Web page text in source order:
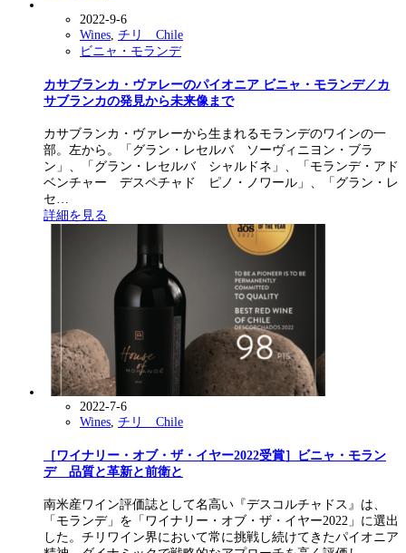
2022-9-6
Wines チリ Chile
ビニャ・モランデ
カサブランカ・ヴァレーのパイオニア ビニャ・モランデ／カ
サブランカの発見から未来像まで
カサブランカ・ヴァレーから生まれるモランデのワインの一
部。左から。「グラン・レセルバ ソーヴィニヨン・ブラ
ン」、「グラン・レセルバ シャルドネ」、「モランデ・アド
ベンチャー デスペチャド ピノ・ノワール」、「グラン・レ
セ…
詳細を見る
2022-7-6
Wines, チリ Chile
［ワイナリー・オブ・ザ・イヤー2022受賞］ビニャ・モラン
デ 品質と革新と前衛と
南米産ワイン評価誌として名高い『デスコルチャドス』は、
「モランデ」を「ワイナリー・オブ・ザ・イヤー2022」に選出
した。チリワイン界において常に挑戦し続けてきたパイオニア